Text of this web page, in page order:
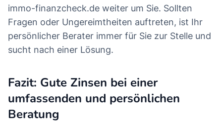
immo-finanzcheck.de weiter um Sie. Sollten
Fragen oder Ungereimtheiten auftreten, ist Ihr
persönlicher Berater immer für Sie zur Stelle und
sucht nach einer Lösung.
Fazit: Gute Zinsen bei einer
umfassenden und persönlichen
Beratung